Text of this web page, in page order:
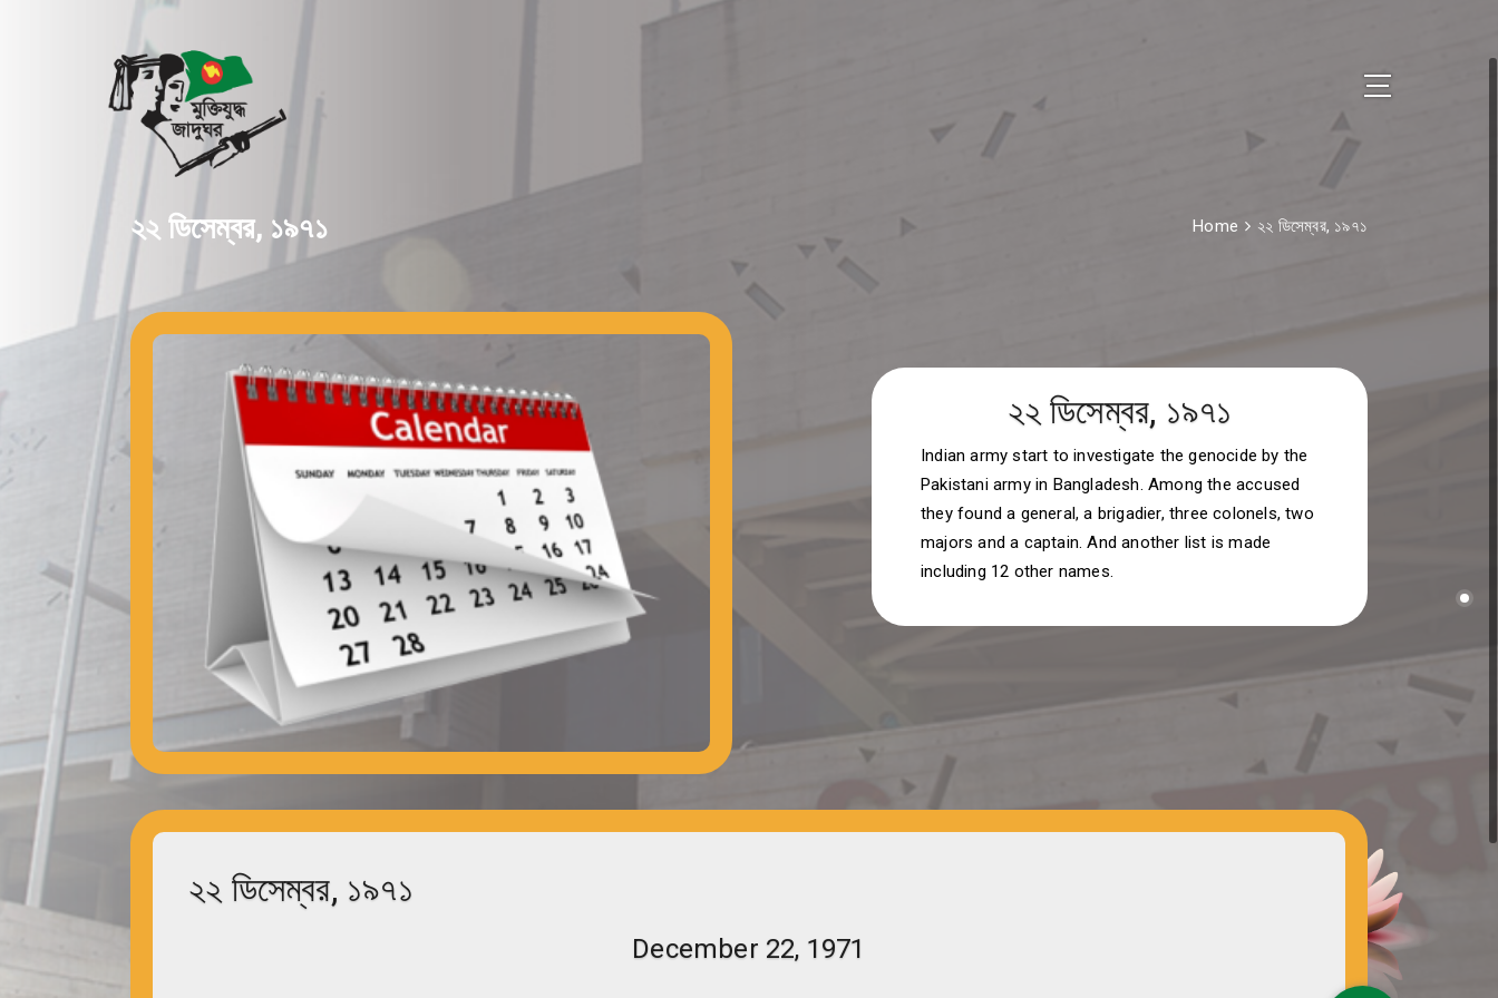
২২ ডিসেম্বর, ১৯৭১ Home ২২ ডিসেম্বর, ১৯৭১
২২ ডিসেম্বর, ১৯৭১
Indian army start to investigate the genocide by the
Pakistani army in Bangladesh. Among the accused
they found a general, a brigadier, three colonels, two
majors and a captain. And another list is made
including 12 other names.
২২ ডিসেম্বর, ১৯৭১
December 22, 1971